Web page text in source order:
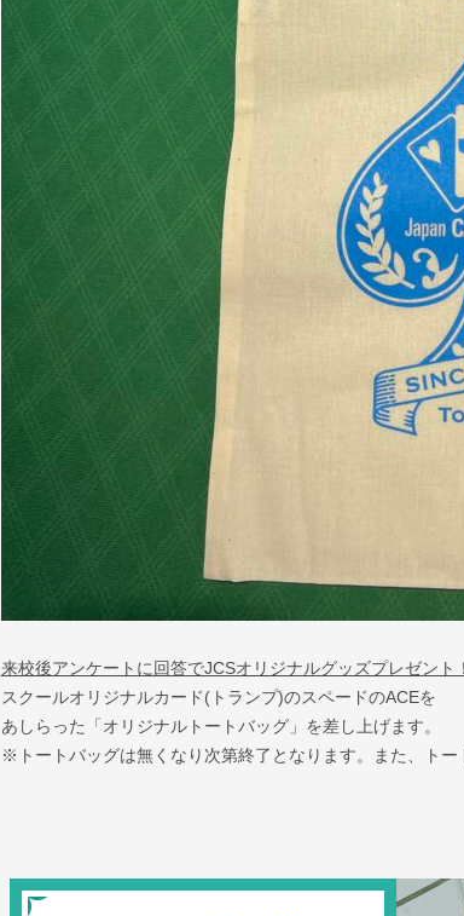
来校後アンケートに回答でJCSオリジナルグッズプレゼント！
スクールオリジナルカード(トランプ)のスペードのACEを
あしらった「オリジナルトートバッグ」を差し上げます。
※トートバッグは無くなり次第終了となります。また、ト